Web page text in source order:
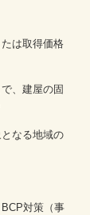
は取得価格
、建屋の固
なる地域の
対策（事